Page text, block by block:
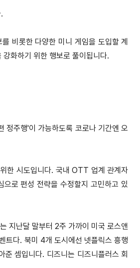
비롯한 다양한 미니 게임을 도입할 계
화하기 위한 행보로 풀이됩니다.
정주행'이 가능하도록 코로나 기간엔 오
한 시도입니다. 국내 OTT 업계 관계자
으로 편성 전략을 수정할지 고민하고 있
지난달 말부터 2주 가까이 미국 로스앤
트다. 북미 4개 도시에선 넷플릭스 흥행
준 셈입니다. 디즈니는 디즈니플러스 회